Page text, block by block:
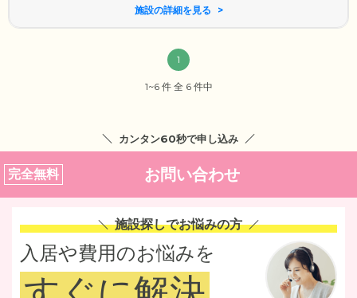
施設の詳細を見る
1
1~6 件 全 6 件中
カンタン60秒で申し込み
完全無料 お問い合わせ
施設探しでお悩みの方
入居や費用のお悩みを